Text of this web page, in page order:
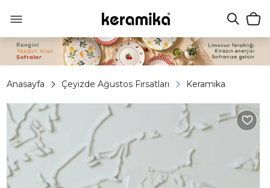
Anasayfa Çeyizde Ağustos Fırsatları Keramika